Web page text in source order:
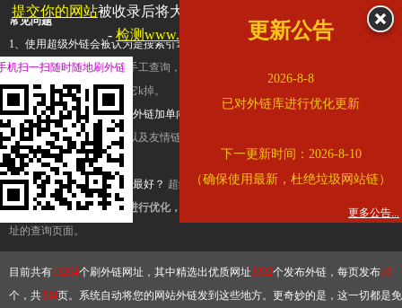
常见问题
1、使用超级外链会被认为是搜索引擎优化作弊吗？ 超级外链只是一个简便而集成
查询工具，模拟的是正常手工查询，不是作弊。如果是作弊，那您可以使用超级外
推广竞争对手的网址，让它k掉。
2、网站优化单纯依靠超级外链加单向链接可行吗？
链，需要结合普通的外链以及友情链接，您可以到站长论坛发布外链，到友情链接
台交换友情链接。
3、如何使用超级外链效果最好？ 超级外链不同于普通的外链，它是动态的链接，
有频繁使用超级外链工具进行优化，才能获得稳定的外链
，最终使搜索引擎收录带
址的查询页面。
目前共有13264个刷外链网址，其中精选出优质网址3332个发布外链，每页发布10
个，共334页。系统自动将您的网站外链发到这些地方。更奇妙的是，这一切都是免
提交你的网站被收录后将大幅提升流量和外链，
查看展示页面
- 检测www.cqkjg.cn是否收录更新公告
2026-8-8
已对外链库进行优化更新
下一更新时间：2026-8-10
（确保使用最新，杜绝垃圾网站链）
更多公告...
机扫一扫随时随地刷外链